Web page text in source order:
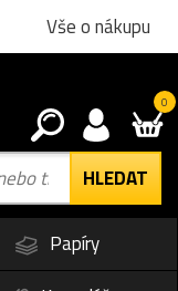
Vše o nákupu
0
Papíry